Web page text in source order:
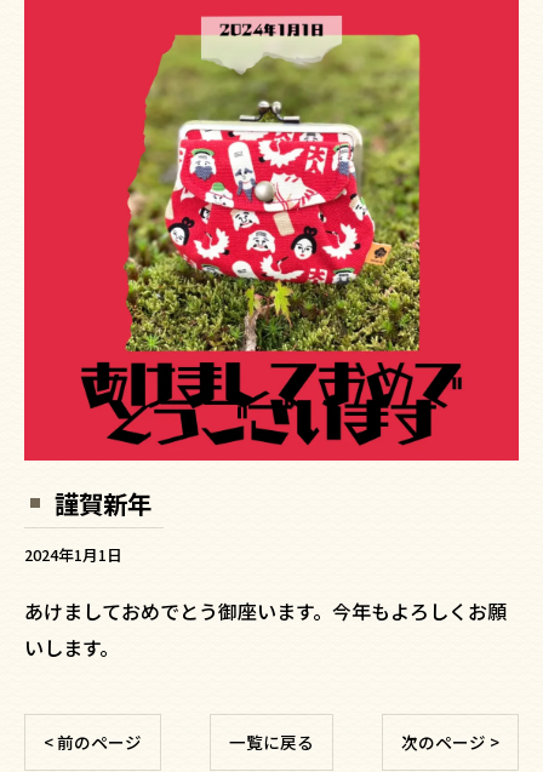
謹賀新年
2024年1月1日
あけましておめでとう御座います。今年もよろしくお願
いします。
< 前のページ 一覧に戻る 次のページ >